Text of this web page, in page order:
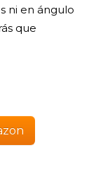
ni en ángulo
que